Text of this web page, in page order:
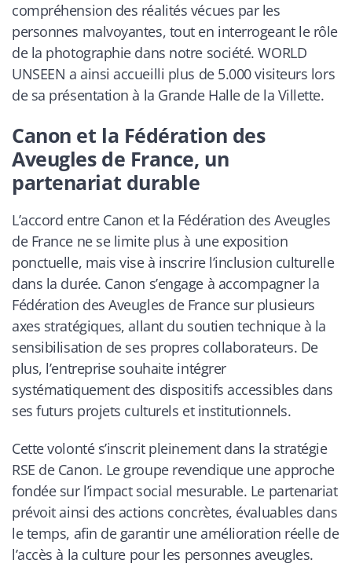
compréhension des réalités vécues par les
personnes malvoyantes, tout en interrogeant le rôle
de la photographie dans notre société. WORLD
UNSEEN a ainsi accueilli plus de 5.000 visiteurs lors
de sa présentation à la Grande Halle de la Villette.
Canon et la Fédération des
Aveugles de France, un
partenariat durable
L’accord entre Canon et la Fédération des Aveugles
de France ne se limite plus à une exposition
ponctuelle, mais vise à inscrire l’inclusion culturelle
dans la durée. Canon s’engage à accompagner la
Fédération des Aveugles de France sur plusieurs
axes stratégiques, allant du soutien technique à la
sensibilisation de ses propres collaborateurs. De
plus, l’entreprise souhaite intégrer
systématiquement des dispositifs accessibles dans
ses futurs projets culturels et institutionnels.
Cette volonté s’inscrit pleinement dans la stratégie
RSE de Canon. Le groupe revendique une approche
fondée sur l’impact social mesurable. Le partenariat
prévoit ainsi des actions concrètes, évaluables dans
le temps, afin de garantir une amélioration réelle de
l’accès à la culture pour les personnes aveugles.